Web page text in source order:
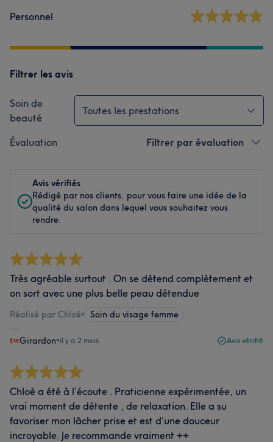
Personnel
Filtrer les avis
Soin de
beauté
Toutes les prestations
Évaluation Filtrer par évaluation
Avis vérifiés
Rédigé par nos clients, pour vous faire une idée de la
qualité du salon dans lequel vous souhaitez vous
rendre.
Très agréable surtout . On se détend complètement et
on sort avec une plus belle peau détendue
Réalisé par Chloé• Soin du visage femme
Girardon•il y a 2 mois Avis vérifié
Chloé a été à l’écoute . Praticienne expérimentée, un
vrai moment de détente , de relaxation. Elle a su
favoriser mon lâcher prise et est d’une douceur
incroyable. Je recommande vraiment ++